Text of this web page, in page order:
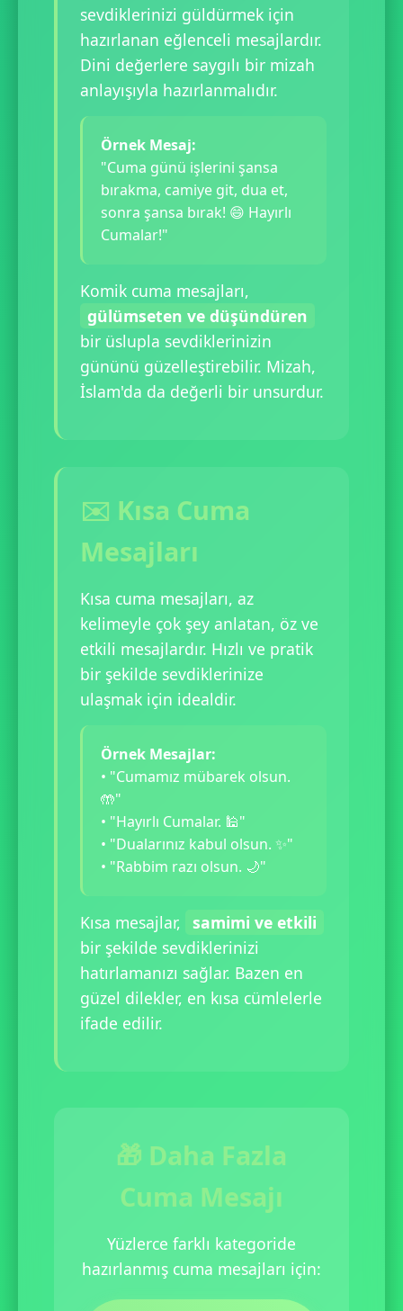
sevdiklerinizi güldürmek için
hazırlanan eğlenceli mesajlardır.
Dini değerlere saygılı bir mizah
anlayışıyla hazırlanmalıdır.
Örnek Mesaj:
"Cuma günü işlerini şansa
bırakma, camiye git, dua et,
sonra şansa bırak! 😄 Hayırlı
Cumalar!"
Komik cuma mesajları,
gülümseten ve düşündüren
bir üslupla sevdiklerinizin
gününü güzelleştirebilir. Mizah,
İslam'da da değerli bir unsurdur.
✉️ Kısa Cuma
Mesajları
Kısa cuma mesajları, az
kelimeyle çok şey anlatan, öz ve
etkili mesajlardır. Hızlı ve pratik
bir şekilde sevdiklerinize
ulaşmak için idealdir.
Örnek Mesajlar:
• "Cumamız mübarek olsun.
🤲"
• "Hayırlı Cumalar. 🕌"
• "Dualarınız kabul olsun. ✨"
• "Rabbim razı olsun. 🌙"
Kısa mesajlar, samimi ve etkili
bir şekilde sevdiklerinizi
hatırlamanızı sağlar. Bazen en
güzel dilekler, en kısa cümlelerle
ifade edilir.
🎁 Daha Fazla
Cuma Mesajı
Yüzlerce farklı kategoride
hazırlanmış cuma mesajları için: